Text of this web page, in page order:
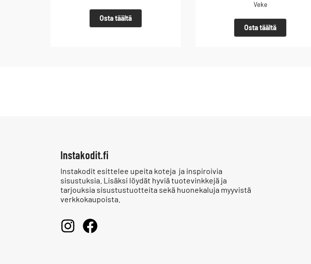
Osta täältä
Veke
Osta täältä
Instakodit.fi
Instakodit esittelee upeita koteja ja inspiroivia
sisustuksia. Lisäksi löydät hyviä tuotevinkkejä ja
tarjouksia sisustustuotteita sekä huonekaluja myyvistä
verkkokaupoista.